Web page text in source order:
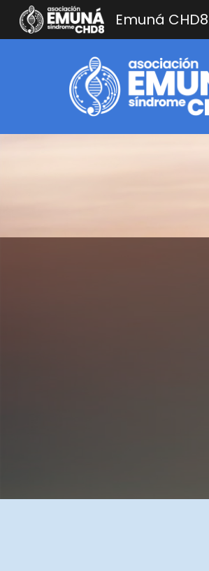
Emuná CHD8